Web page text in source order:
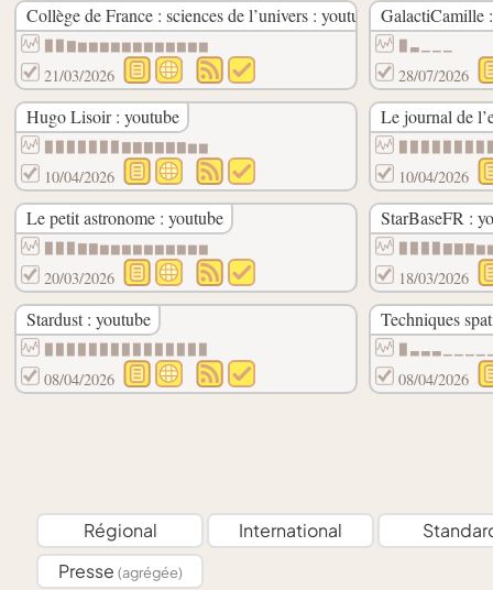
Collège de France : sciences de l’univers : youtube
▉▉▇▆▆▆▆▆▆▆▆▆▆▆▆
21/03/2026
GalactiCamille
▉▃▁▁▁
28/07/2026
Hugo Lisoir : youtube
▉▉▉▉▉▉▉▇▇▇▇▇▇▆▆
10/04/2026
Le journal de
10/04/2026
Le petit astronome : youtube
▉▉▉▇▇▆▆▆▆▆▆▆▆▆▆
20/03/2026
StarBaseFR :
18/03/2026
Stardust : youtube
08/04/2026
Techniques
08/04/2026
Régional International
Presse (agrégée)